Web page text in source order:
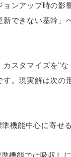
ョンアップ時の影
新できない基幹」
カスタマイズを"
す。現実解は次の
機能中心に寄せ
機能では吸収し